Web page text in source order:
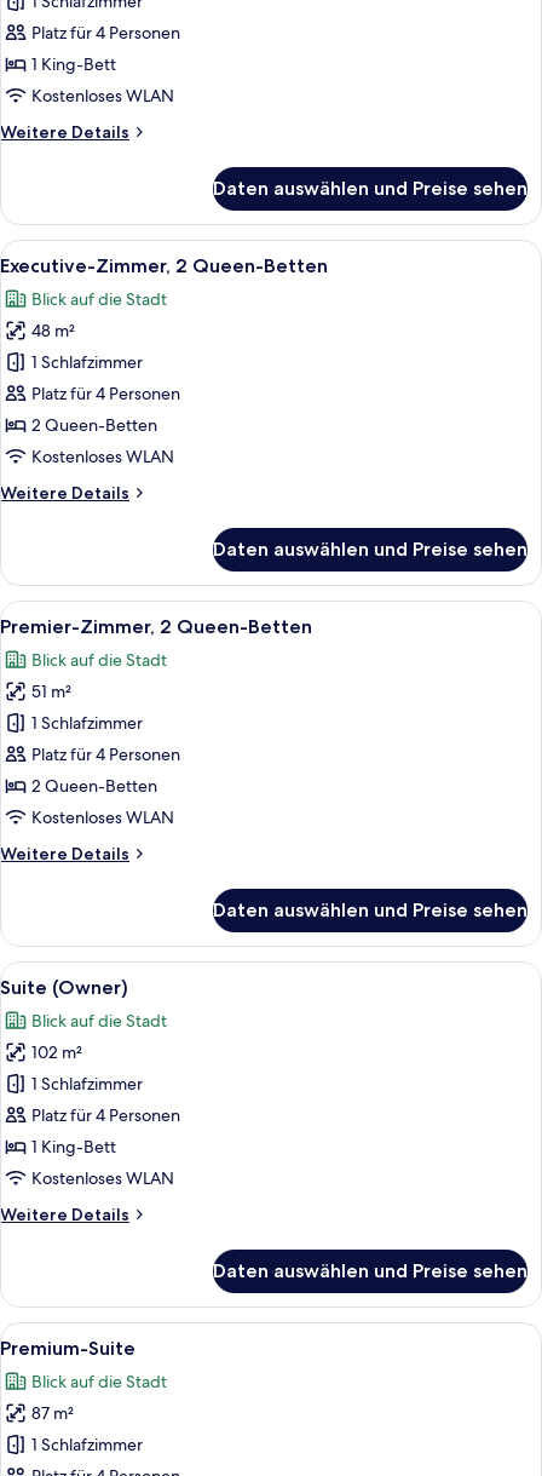
1
Schlafzimmer
anzeigen
Platz für 4 Personen
1 King-Bett
Kostenloses WLAN
Weitere Details
Weitere
Suite,
Schlafzimmer
Daten auswählen und Preise sehen
Alle
Fotos
für
Executive-
Zimmer,
2 Queen-
Betten
anzeigen
Ein Hotelzimmer mit zwei Betten,
7
Executive-Zimmer, 2 Queen-Betten
Blick auf die Stadt
48 m²
1 Schlafzimmer
Platz für 4 Personen
2 Queen-Betten
Kostenloses WLAN
Weitere Details
Weitere
Zimmer,
2 Queen-
Betten
Daten auswählen und Preise sehen
Alle
Fotos
für
Premier-
Zimmer,
2 Queen-
Betten
anzeigen
Ein Hotelzimmer mit zwei Betten,
7
Premier-Zimmer, 2 Queen-Betten
Blick auf die Stadt
51 m²
1 Schlafzimmer
Platz für 4 Personen
2 Queen-Betten
Kostenloses WLAN
Weitere Details
Weitere
Zimmer,
2 Queen-
Betten
Daten auswählen und Preise sehen
Alle
Fotos
für
Suite
(Owner)
anzeigen
Ein modernes Hotelzimmer mit
6
Suite (Owner)
Blick auf die Stadt
102 m²
1 Schlafzimmer
Platz für 4 Personen
1 King-Bett
Kostenloses WLAN
Weitere Details
Weitere
(Owner)
Daten auswählen und Preise sehen
Alle
Fotos
für
Premium-
Suite
Ein Korridor mit Holztüren, die zu
9
Premium-Suite
Blick auf die Stadt
87 m²
1 Schlafzimmer